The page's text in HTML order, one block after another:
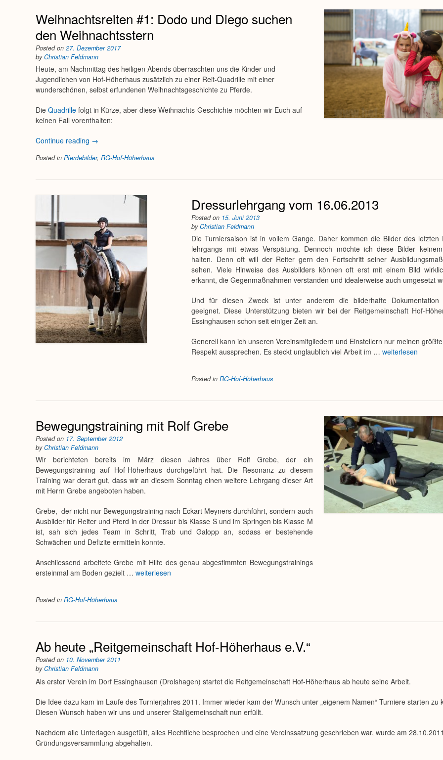
Weihnachtsreiten #1: Dodo und Diego suchen
den Weihnachtsstern
Posted on 27. Dezember 2017
byChristian Feldmann
Heute, am Nachmittag des heiligen Abends überraschten uns die Kinder und
Jugendlichen von Hof-Höherhaus zusätzlich zu einer Reit-Quadrille mit einer
wunderschönen, selbst erfundenen Weihnachtsgeschichte zu Pferde.
Die Quadrille folgt in Kürze, aber diese Weihnachts-Geschichte möchten wir Euch auf
keinen Fall vorenthalten:
Continue reading „Weihnachtsreiten
Dodo
Diego
→
Posted in Pferdebilder, RG-Hof-Höherhaus
Dressurlehrgang vom 16.06.2013
Posted on 15. Juni 2013
byChristian Feldmann
Die Turniersaison ist in vollem Gange. Daher kommen die Bilder des letzten
lehrgangs mit etwas Verspätung. Dennoch möchte ich diese Bilder
halten. Denn oft will der Reiter gern den Fortschritt seiner
sehen. Viele Hinweise des Ausbilders können oft erst mit einem Bild
erkannt, die Gegenmaßnahmen verstanden und idealerweise auch umgesetzt
Und für diesen Zweck ist unter anderem die bilderhafte Dokumentation
geeignet. Diese Unterstützung bieten wir bei der Reitgemeinschaft Hof-
Essinghausen schon seit einiger Zeit an.
Generell kann ich unseren Vereinsmitgliedern und Einstellern nur meinen
Respekt aussprechen. Es steckt unglaublich viel Arbeit im …weiterlesen
Posted inRG-Hof-Höherhaus
Bewegungstraining mit Rolf Grebe
Posted on 17. September 2012
byChristian Feldmann
Wir berichteten bereits im März diesen Jahres über Rolf Grebe, der ein
Bewegungstraining auf Hof-Höherhaus durchgeführt hat. Die Resonanz zu diesem
Training war derart gut, dass wir an diesem Sonntag einen weitere Lehrgang dieser Art
mit Herrn Grebe angeboten haben.
Grebe, der nicht nur Bewegungstraining nach Eckart Meyners durchführt, sondern auch
Ausbilder für Reiter und Pferd in der Dressur bis Klasse S und im Springen bis Klasse M
ist, sah sich jedes Team in Schritt, Trab und Galopp an, sodass er bestehende
Schwächen und Defizite ermitteln konnte.
Anschliessend arbeitete Grebe mit Hilfe des genau abgestimmten Bewegungstrainings
ersteinmal am Boden gezielt … weiterlesen
Posted in RG-Hof-Höherhaus
Ab heute „Reitgemeinschaft Hof-Höherhaus e.V.“
Posted on 10. November 2011
byChristian Feldmann
Als erster Verein im Dorf Essinghausen (Drolshagen) startet die Reitgemeinschaft Hof-Höherhaus ab heute seine Arbeit.
Die Idee dazu kam im Laufe des Turnierjahres 2011. Immer wieder kam der Wunsch unter „eigenem Namen“ Turniere starten zu
Diesen Wunsch haben wir uns und unserer Stallgemeinschaft nun erfüllt.
Nachdem alle Unterlagen ausgefüllt, alles Rechtliche besprochen und eine Vereinssatzung geschrieben war, wurde am
Gründungsversammlung abgehalten.